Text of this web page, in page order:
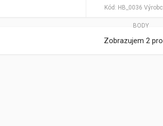
Kód: HB_0036
BODY
Zobrazujem 2